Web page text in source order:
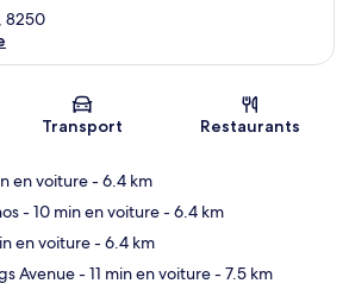
Carte
8250
Transport Restaurants
en voiture- 6.4 km
- 10 min en voiture- 6.4 km
en voiture- 6.4 km
Avenue- 11 min en voiture- 7.5 km